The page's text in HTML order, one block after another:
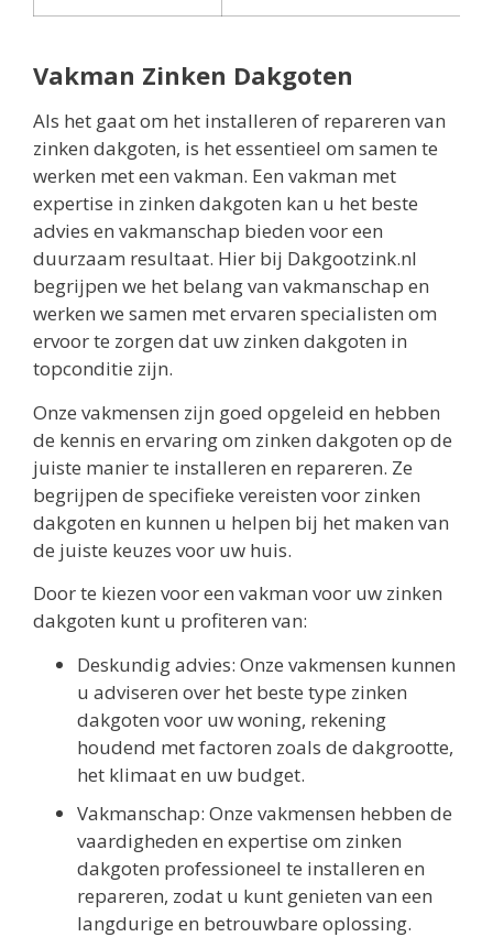
Vakman Zinken Dakgoten
Als het gaat om het installeren of repareren van
zinken dakgoten, is het essentieel om samen te
werken met een vakman. Een vakman met
expertise in zinken dakgoten kan u het beste
advies en vakmanschap bieden voor een
duurzaam resultaat. Hier bij Dakgootzink.nl
begrijpen we het belang van vakmanschap en
werken we samen met ervaren specialisten om
ervoor te zorgen dat uw zinken dakgoten in
topconditie zijn.
Onze vakmensen zijn goed opgeleid en hebben
de kennis en ervaring om zinken dakgoten op de
juiste manier te installeren en repareren. Ze
begrijpen de specifieke vereisten voor zinken
dakgoten en kunnen u helpen bij het maken van
de juiste keuzes voor uw huis.
Door te kiezen voor een vakman voor uw zinken
dakgoten kunt u profiteren van:
Deskundig advies: Onze vakmensen kunnen
u adviseren over het beste type zinken
dakgoten voor uw woning, rekening
houdend met factoren zoals de dakgrootte,
het klimaat en uw budget.
Vakmanschap: Onze vakmensen hebben de
vaardigheden en expertise om zinken
dakgoten professioneel te installeren en
repareren, zodat u kunt genieten van een
langdurige en betrouwbare oplossing.